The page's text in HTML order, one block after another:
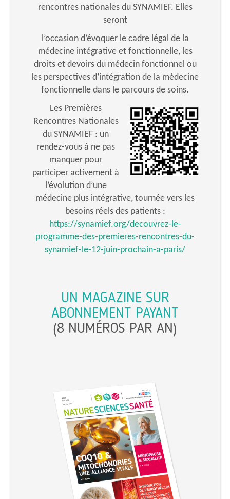
rencontres nationales du SYNAMIEF. Elles
seront
l’occasion d’évoquer le cadre légal de la
médecine intégrative et fonctionnelle, les
droits et devoirs du médecin fonctionnel ou
les perspectives d’intégration de la médecine
fonctionnelle dans le parcours de soins.
Les Premières
Rencontres Nationales
du SYNAMIEF : un
rendez-vous à ne pas
manquer pour
participer activement à
l’évolution d’une
médecine plus intégrative, tournée vers les
besoins réels des patients :
https://synamief.org/decouvrez-le-
programme-des-premieres-rencontres-du-
synamief-le-12-juin-prochain-a-paris/
UN MAGAZINE SUR
ABONNEMENT PAYANT
(8 NUMÉROS PAR AN)